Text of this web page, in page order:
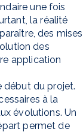
une fois
la réalité
des mises
des
application
début du projet.
à la
évolutions. Un
permet de